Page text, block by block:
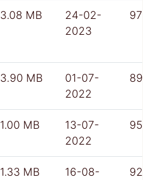
3.08 MB
24-02-
2023
979
3.90 MB
01-07-
2022
899
1.00 MB
13-07-
2022
953
1.33 MB
16-08-
922